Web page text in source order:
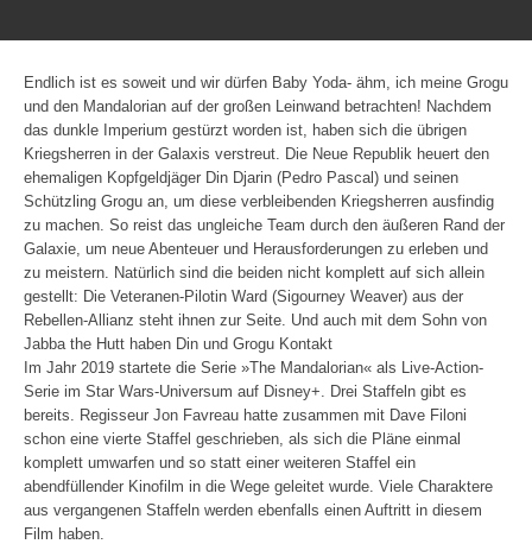
Endlich ist es soweit und wir dürfen Baby Yoda- ähm, ich meine Grogu
und den Mandalorian auf der großen Leinwand betrachten! Nachdem
das dunkle Imperium gestürzt worden ist, haben sich die übrigen
Kriegsherren in der Galaxis verstreut. Die Neue Republik heuert den
ehemaligen Kopfgeldjäger Din Djarin (Pedro Pascal) und seinen
Schützling Grogu an, um diese verbleibenden Kriegsherren ausfindig
zu machen. So reist das ungleiche Team durch den äußeren Rand der
Galaxie, um neue Abenteuer und Herausforderungen zu erleben und
zu meistern. Natürlich sind die beiden nicht komplett auf sich allein
gestellt: Die Veteranen-Pilotin Ward (Sigourney Weaver) aus der
Rebellen-Allianz steht ihnen zur Seite. Und auch mit dem Sohn von
Jabba the Hutt haben Din und Grogu Kontakt
Im Jahr 2019 startete die Serie »The Mandalorian« als Live-Action-
Serie im Star Wars-Universum auf Disney+. Drei Staffeln gibt es
bereits. Regisseur Jon Favreau hatte zusammen mit Dave Filoni
schon eine vierte Staffel geschrieben, als sich die Pläne einmal
komplett umwarfen und so statt einer weiteren Staffel ein
abendfüllender Kinofilm in die Wege geleitet wurde. Viele Charaktere
aus vergangenen Staffeln werden ebenfalls einen Auftritt in diesem
Film haben.